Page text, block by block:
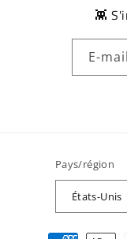
👾
E-mail
Pays/région
Moyens